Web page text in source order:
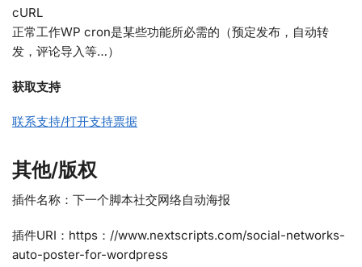
cURL
正常工作WP cron是某些功能所必需的（预定发布，自动转
发，评论导入等…）
获取支持
联系支持/打开支持票据
其他/版权
插件名称：下一个脚本社交网络自动海报
插件URI：https：//www.nextscripts.com/social-networks-
auto-poster-for-wordpress